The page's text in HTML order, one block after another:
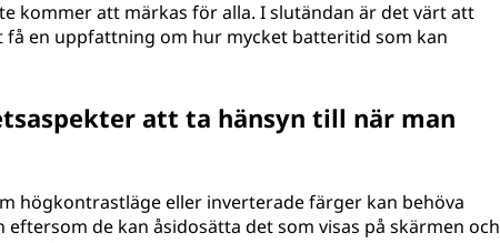
kommer att märkas för alla. I slutändan är det värt att
en uppfattning om hur mycket batteritid som kan
att ta hänsyn till när man
högkontrastläge eller inverterade färger kan behöva
de kan åsidosätta det som visas på skärmen och